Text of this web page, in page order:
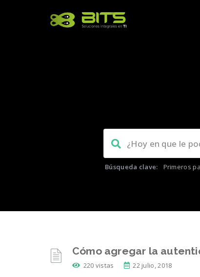
Búsqueda clave: Primeros
Cómo agregar la
220 vistas 22 julio, 2018